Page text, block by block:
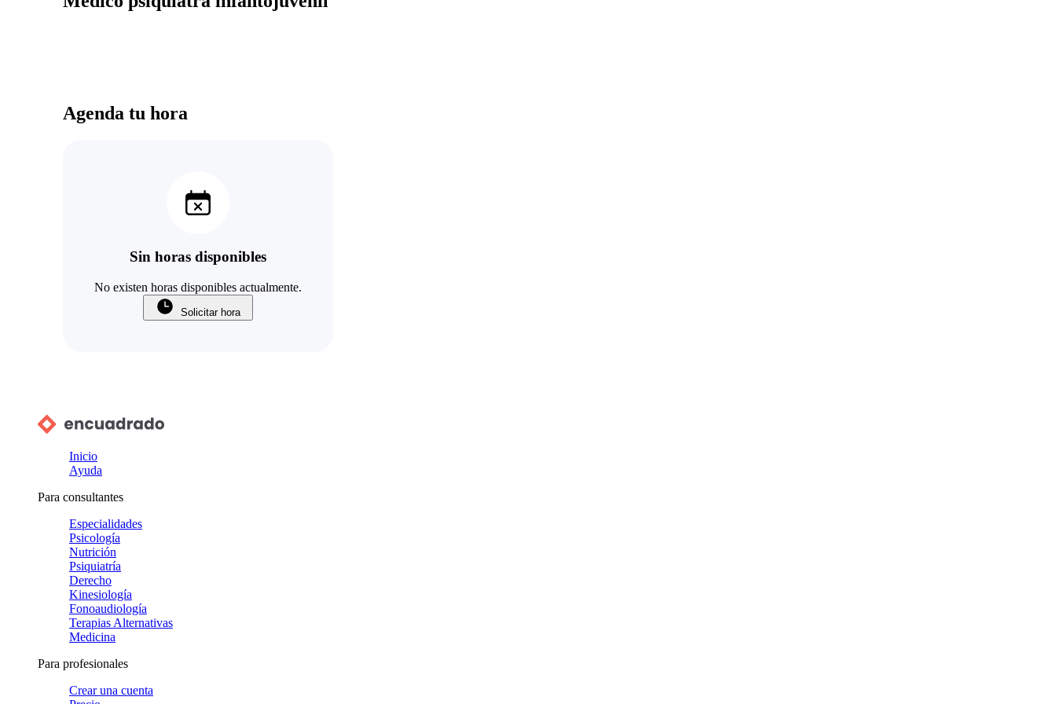
Agenda tu hora
Sin horas disponibles
No existen horas disponibles actualmente.
Solicitar hora
Inicio
Ayuda
Para consultantes
Especialidades
Psicología
Nutrición
Psiquiatría
Derecho
Kinesiología
Fonoaudiología
Terapias Alternativas
Medicina
Para profesionales
Crear una cuenta